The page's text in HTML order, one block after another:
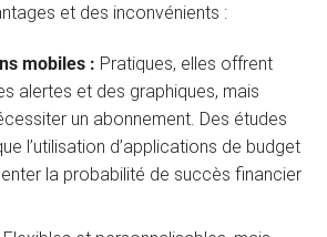
et des inconvénients :
mobiles : Pratiques, elles offrent
alertes et des graphiques, mais
un abonnement. Des études
l’utilisation d’applications de budget
la probabilité de succès financier